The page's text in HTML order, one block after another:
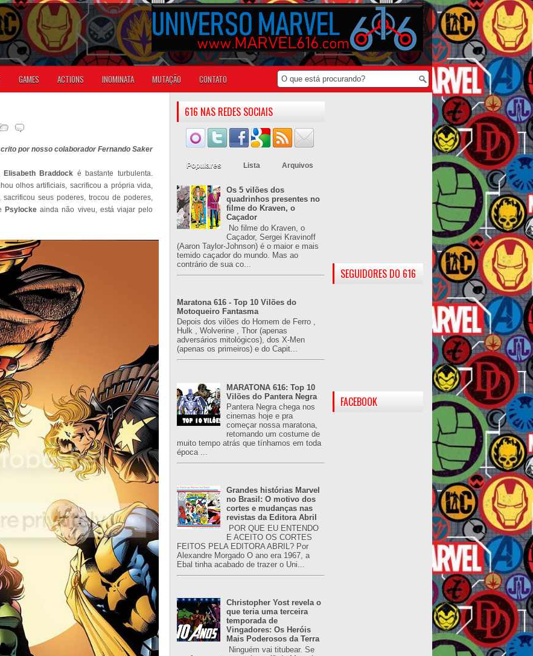
GAMES ACTIONS INOMINATA MUTAÇÃO CONTATO
por nosso colaborador Fernando Saker
Elisabeth Braddock é bastante turbulenta.
olhos artificiais, sacrificou a própria vida,
seus poderes, trocou de poderes,
Psylockeainda não viveu, está viajar pelo
616 NAS REDES SOCIAIS
Populares Lista Arquivos
Os 5 vilões dos
quadrinhos presentes no
filme do Kraven, o
Caçador
No filme do Kraven, o
Caçador, Sergei Kravinoff
(Aaron Taylor-Johnson) é o maior e mais
temido caçador do mundo. Mas ao
contrário de sua co...
Maratona 616 - Top 10 Vilões do
Motoqueiro Fantasma
Depois dos vilões do Homem de Ferro ,
Hulk , Wolverine , Thor (apenas
adversários mitológicos), dos X-Men
(apenas os primeiros) e do Capit...
MARATONA 616: Top 10
Vilões do Pantera Negra
Pantera Negra chega nos
cinemas hoje e pra
começar nossa maratona,
retomando um costume de
muito tempo atrás que tínhamos em toda
época ...
Grandes histórias Marvel
no Brasil: O motivo dos
cortes e mudanças nas
revistas da Editora Abril
POR QUE EU ENTENDO
E ACEITO OS CORTES
FEITOS PELA EDITORA ABRIL? Por
Alexandre Morgado O ano era 1967, a
Ebal tinha acabado de trazer o Uni...
Christopher Yost revela o
que teria uma terceira
temporada de
Vingadores: Os Heróis
Mais Poderosos da Terra
Ninguém vai titubear. Se
SEGUIDORES DO 616
FACEBOOK